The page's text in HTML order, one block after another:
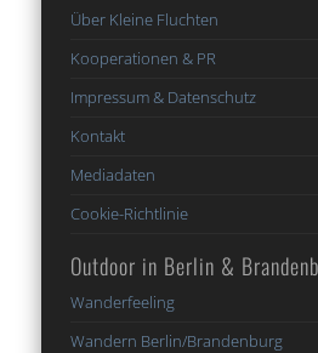
Über Kleine Fluchten
Kooperationen & PR
Impressum & Datenschutz
Kontakt
Mediadaten
Cookie-Richtlinie
Outdoor in Berlin &
Wanderfeeling
Wandern Berlin/Brandenburg